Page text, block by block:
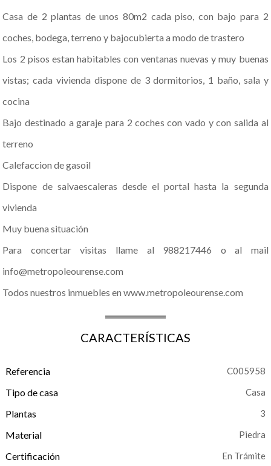
Casa de 2 plantas de unos 80m2 cada piso, con bajo para 2
coches, bodega, terreno y bajocubierta a modo de trastero
Los 2 pisos estan habitables con ventanas nuevas y muy buenas
vistas; cada vivienda dispone de 3 dormitorios, 1 baño, sala y
cocina
Bajo destinado a garaje para 2 coches con vado y con salida al
terreno
Calefaccion de gasoil
Dispone de salvaescaleras desde el portal hasta la segunda
vivienda
Muy buena situación
Para concertar visitas llame al 988217446 o al mail
info@metropoleourense.com
Todos nuestros inmuebles en www.metropoleourense.com
CARACTERÍSTICAS
Referencia C005958
Tipo de casa Casa
Plantas 3
Material Piedra
Certificación En Trámite